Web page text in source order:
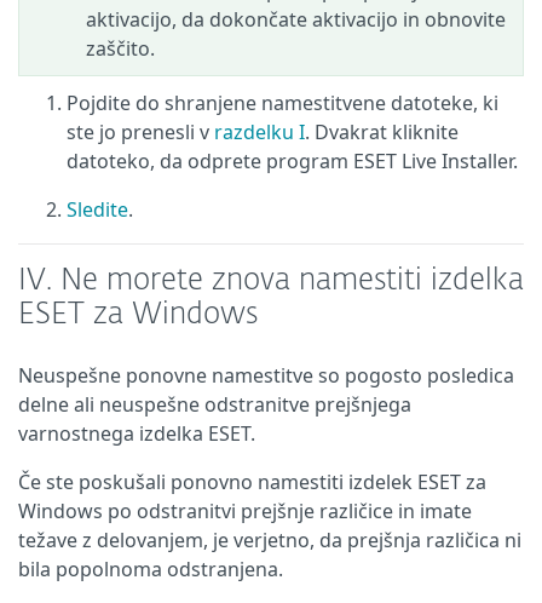
aktivacijo, da dokončate aktivacijo in obnovite
zaščito.
Pojdite do shranjene namestitvene datoteke, ki
ste jo prenesli v razdelku I. Dvakrat kliknite
datoteko, da odprete program ESET Live Installer.
Sledite.
IV. Ne morete znova namestiti izdelka
ESET za Windows
Neuspešne ponovne namestitve so pogosto posledica
delne ali neuspešne odstranitve prejšnjega
varnostnega izdelka ESET.
Če ste poskušali ponovno namestiti izdelek ESET za
Windows po odstranitvi prejšnje različice in imate
težave z delovanjem, je verjetno, da prejšnja različica ni
bila popolnoma odstranjena.